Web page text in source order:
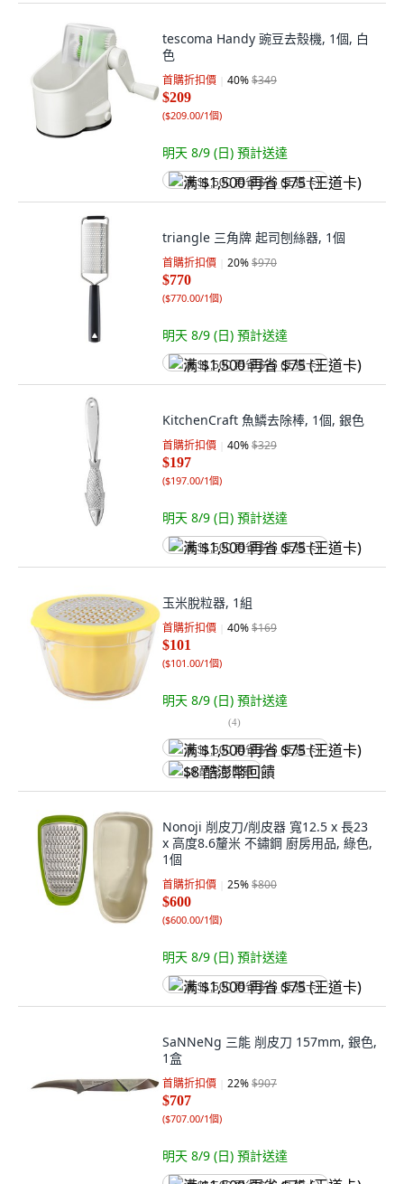
tescoma Handy 豌豆去殼機, 1個, 白
色
首購折扣價 40%$349
$209
($209.00/1個)
明天 8/9 (日) 預計送達
满 $1,500 再省 $75 (王道卡)
triangle 三角牌 起司刨絲器, 1個
首購折扣價 20%$970
$770
($770.00/1個)
明天 8/9 (日) 預計送達
满 $1,500 再省 $75 (王道卡)
KitchenCraft 魚鱗去除棒, 1個, 銀色
首購折扣價 40%$329
$197
($197.00/1個)
明天 8/9 (日) 預計送達
满 $1,500 再省 $75 (王道卡)
玉米脫粒器, 1組
首購折扣價 40%$169
$101
($101.00/1個)
明天 8/9 (日) 預計送達
(4)
满 $1,500 再省 $75 (王道卡)
$8 酷澎幣回饋
Nonoji 削皮刀/削皮器 寬12.5 x 長23
x 高度8.6釐米 不鏽鋼 廚房用品, 綠色,
1個
首購折扣價 25%$800
$600
($600.00/1個)
明天 8/9 (日) 預計送達
满 $1,500 再省 $75 (王道卡)
SaNNeNg 三能 削皮刀 157mm, 銀色,
1盒
首購折扣價 22%$907
$707
($707.00/1個)
明天 8/9 (日) 預計送達